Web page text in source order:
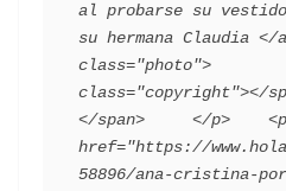
al probarse su
su hermana Claudia
class="photo">
class="copyright"></
</span>     </p>
href="https://
58896/ana-cristina-